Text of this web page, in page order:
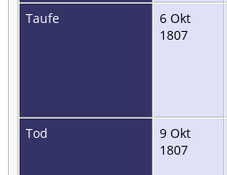
Taufe
6 Okt
1807
Tod
9 Okt
1807